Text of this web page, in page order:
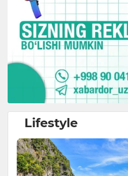
Lifestyle